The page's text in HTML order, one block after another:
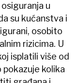
u
su kućanstva i
osobito
rizicima. U
isplatili više od
kolika